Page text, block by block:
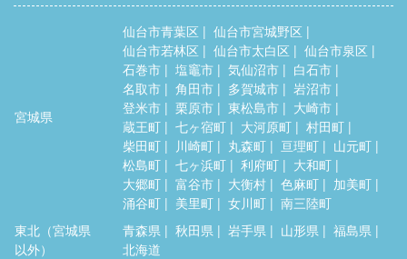
宮城県
仙台市青葉区
仙台市宮城野区
仙台市若林区
仙台市太白区
仙台市泉区
石巻市
塩竈市 気仙沼市
白石市
名取市
角田市 多賀城市
岩沼市
登米市
栗原市 東松島市
大崎市
蔵王町
七ヶ宿町 大河原町
村田町
柴田町
川崎町 丸森町 亘理町
山元町
松島町
七ヶ浜町 利府町
大和町
大郷町
富谷市 大衡村 色麻町
加美町
涌谷町
美里町 女川町
南三陸町
東北（宮城県
以外）
青森県 秋田県 岩手県 山形県
福島県
北海道